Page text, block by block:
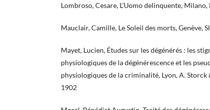
Lombroso, Cesare, L’Uomo delinquente,
Mauclair, Camille, Le Soleil des morts, Genève,
Mayet, Lucien, Études sur les dégénérés : les
physiologiques de la dégénérescence et les
physiologiques de la criminalité, Lyon, A.
1902